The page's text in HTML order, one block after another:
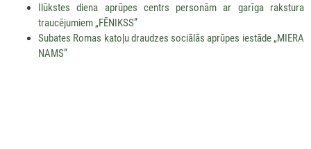
Ilūkstes diena aprūpes centrs personām ar garīga rakstura
traucējumiem „FĒNIKSS”
Subates Romas katoļu draudzes sociālās aprūpes iestāde „MIERA
NAMS”